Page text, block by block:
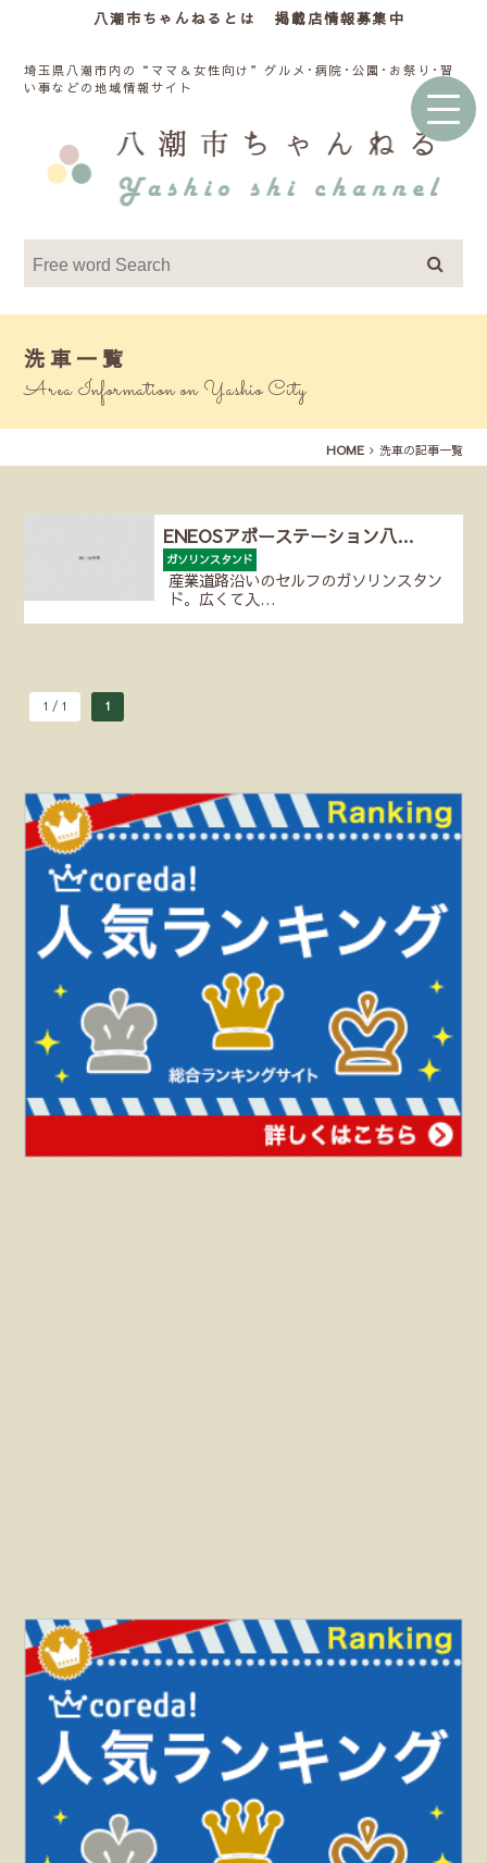
八潮市ちゃんねるとは 掲載店情報募集中
埼玉県八潮市内の“ママ＆女性向け”グルメ･病院･公園･お祭り･習
い事などの地域情報サイト
洗車一覧
Area Information on Yashio City
HOME 洗車の記事一覧
ENEOSアボーステーション八…
ガソリンスタンド
産業道路沿いのセルフのガソリンスタン
ド。広くて入…
1 / 1 1